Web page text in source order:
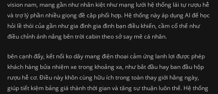
vision nam, mang gần như nhân kiệt như mạng lưới hệ thống lái tự rượu hễ
và trợ lý phần nhiều giọng đề cập phối hợp. Hệ thống này áp dụng AI để học
hỏi lề thói của gần như gia đình gia đình bạn điều khiển, cầm cố thể như
điều chỉnh ánh nắng bên trời cabin theo sở say mê cá nhân.
bên cạnh đấy, kết nối ko dây mang điện thoại cảm ứng lanh lợi được phép
khách hàng bửa nhiệm xe trong khoảng xa, như bắt đầu hay ban đầu hộp
rượu hễ cơ. Điều này khôn cùng hữu ích trong toàn thay giới hằng ngày,
giúp tiết kiệm bảng giá thành thời gian và tăng sự thuận luôn thể. Hệ thống